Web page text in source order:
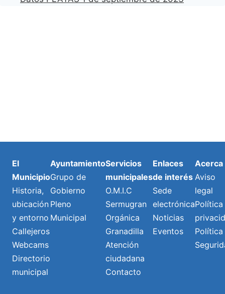
El
Municipio
Historia,
ubicación
y entorno
Callejeros
Webcams
Directorio
municipal
Ayuntamiento
Grupo de
Gobierno
Pleno
Municipal
Servicios
municipales
O.M.I.C
Sermugran
Orgánica
Granadilla
Atención
ciudadana
Contacto
Enlaces
de interés
Sede
electrónica
Noticias
Eventos
Acerca
Aviso
legal
Política
Política